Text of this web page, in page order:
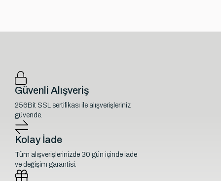
Güvenli Alışveriş
256Bit SSL sertifikası ile alışverişleriniz
güvende.
Kolay İade
Tüm alışverişlerinizde 30 gün içinde iade
ve değişim garantisi.